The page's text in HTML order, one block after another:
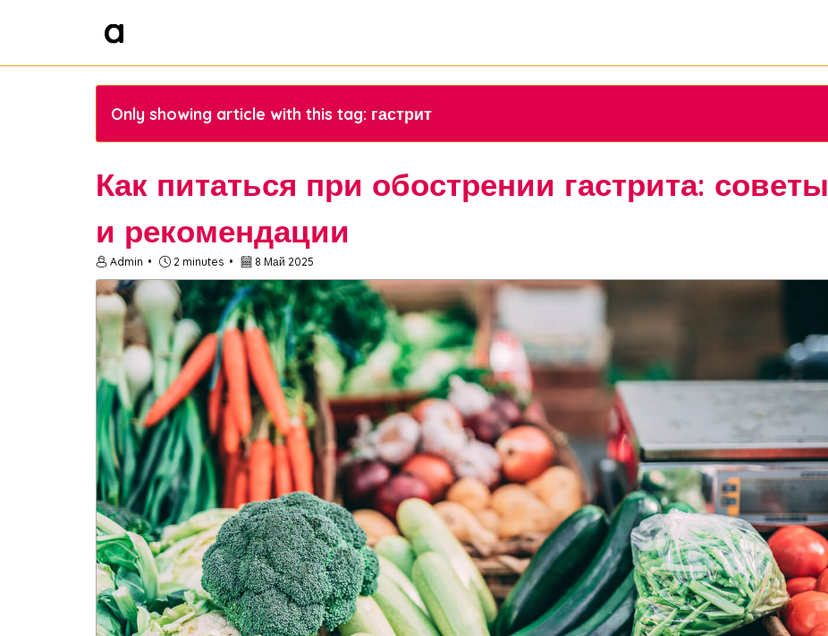
Only showing article with this tag: гастрит
Как питаться при обострении гастрита: советы
и рекомендации
Admin 2 minutes 8 Май 2025